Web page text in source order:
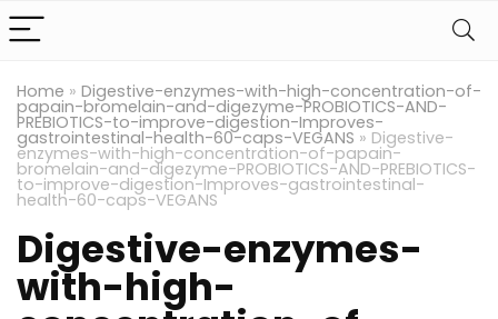
Home » Digestive-enzymes-with-high-concentration-of-
papain-bromelain-and-digezyme-PROBIOTICS-AND-
PREBIOTICS-to-improve-digestion-Improves-
gastrointestinal-health-60-caps-VEGANS » Digestive-
enzymes-with-high-concentration-of-papain-
bromelain-and-digezyme-PROBIOTICS-AND-PREBIOTICS-
to-improve-digestion-Improves-gastrointestinal-
health-60-caps-VEGANS
Digestive-enzymes-
with-high-